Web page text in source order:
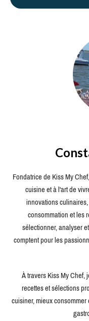
Fondatrice de Kiss My
cuisine et à l'art de
innovations
consommation et les
sélectionner, analyser
comptent pour les
À travers Kiss My
recettes et sélections
cuisiner, mieux